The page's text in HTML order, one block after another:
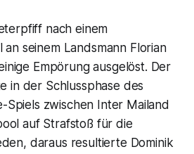
nach einem
an seinem Landsmann Florian
Empörung ausgelöst. Der
in der Schlussphase des
Spiels zwischen Inter Mailand
auf Strafstoß für die
daraus resultierte Dominik